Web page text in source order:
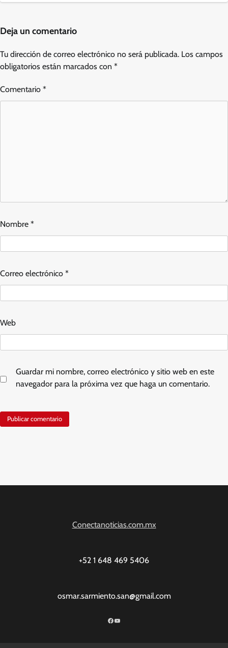
Deja un comentario
Tu dirección de correo electrónico no será publicada. Los campos
obligatorios están marcados con *
Comentario *
Nombre *
Correo electrónico *
Web
Guardar mi nombre, correo electrónico y sitio web en este
navegador para la próxima vez que haga un comentario.
Conectanoticias.com.mx
+52 1 648 469 5406
osmar.sarmiento.san@gmail.com
Facebook
YouTube